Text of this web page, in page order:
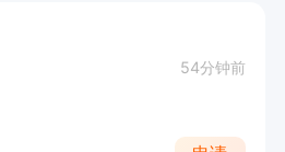
54分钟前